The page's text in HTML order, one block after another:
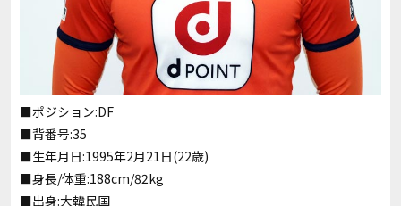
■ポジション:DF
■背番号:35
■生年月日:1995年2月21日(22歳)
■身長/体重:188cm/82kg
■出身:大韓民国